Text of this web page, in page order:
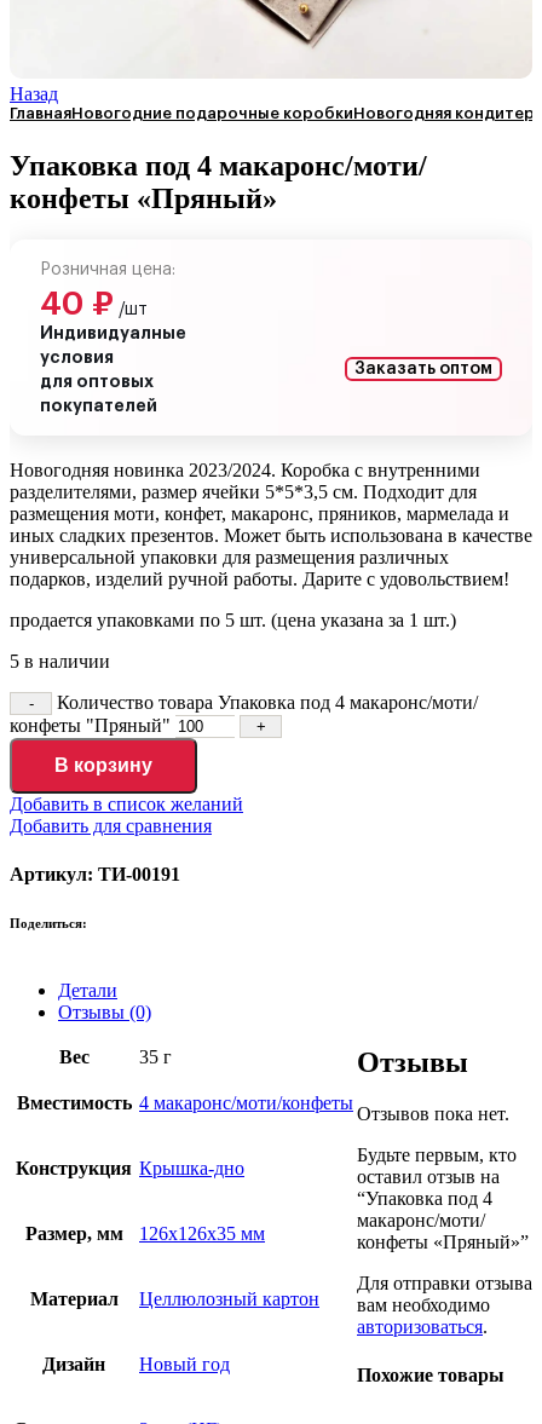
Назад
ГлавнаяНовогодние подарочные коробкиНовогодняя
Упаковка под 4 макаронс/моти/
конфеты «Пряный»
Розничная цена:
40 ₽ /шт
Индивидуалные
условия
для оптовых
покупателей
Заказать оптом
Новогодняя новинка 2023/2024. Коробка с внутренними
разделителями, размер ячейки 5*5*3,5 см. Подходит для
размещения моти, конфет, макаронс, пряников, мармелада и
иных сладких презентов. Может быть использована в качестве
универсальной упаковки для размещения различных
подарков, изделий ручной работы. Дарите с удовольствием!
продается упаковками по 5 шт. (цена указана за 1 шт.)
5 в наличии
Количество товара Упаковка под 4 макаронс/моти/
конфеты "Пряный"
В корзину
Добавить в список желаний
Добавить для сравнения
Артикул: ТИ-00191
Поделиться:
Детали
Отзывы (0)
Вес 35 г
Вместимость 4 макаронс/моти/конфеты
Конструкция Крышка-дно
Размер, мм 126х126х35 мм
Материал Целлюлозный картон
Дизайн Новый год
Отзывы
Отзывов пока нет.
Будьте первым, кто
оставил отзыв на
“Упаковка под 4
макаронс/моти/
конфеты «Пряный»”
Для отправки отзыва
вам необходимо
авторизоваться.
Похожие товары